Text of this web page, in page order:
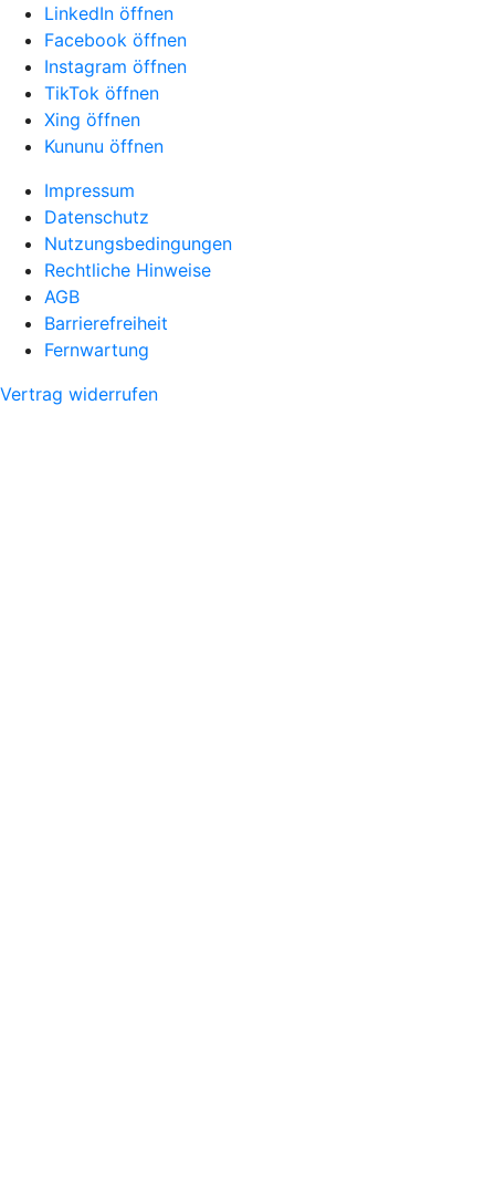
LinkedIn öffnen
Facebook öffnen
Instagram öffnen
TikTok öffnen
Xing öffnen
Kununu öffnen
Impressum
Datenschutz
Nutzungsbedingungen
Rechtliche Hinweise
AGB
Barrierefreiheit
Fernwartung
Vertrag widerrufen